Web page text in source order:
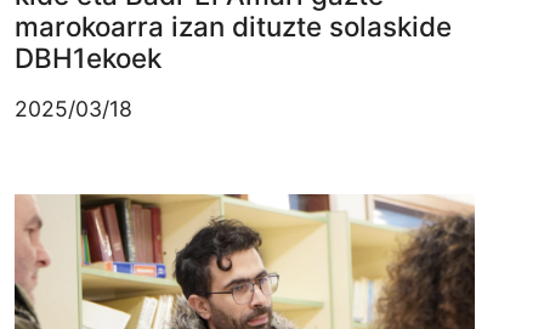
marokoarra izan dituzte solaskide
DBH1ekoek
2025/03/18
Irudia